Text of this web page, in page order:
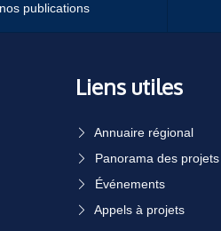
publications
Liens utiles
Annuaire régional
Panorama des projets
Événements
Appels à projets